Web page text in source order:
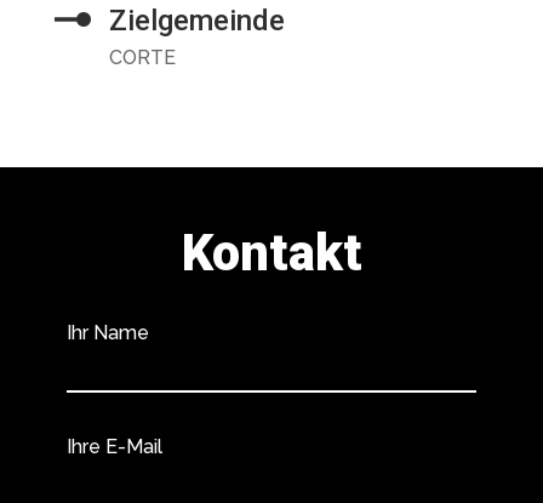
Zielgemeinde
CORTE
Kontakt
Ihr Name
Ihre E-Mail